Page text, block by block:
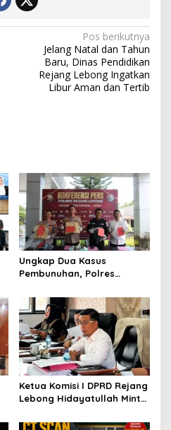
Pos berikutnya
Jelang Natal dan Tahun
Baru, Dinas Pendidikan
Rejang Lebong Ingatkan
Libur Aman dan Tertib
Ungkap Dua Kasus
Pembunuhan, Polres
Kronologi dan Motif Para
Tersangka
Ketua Komisi I DPRD Rejang
Lebong Hidayatullah Minta
Pelantikan Pengurus BMA